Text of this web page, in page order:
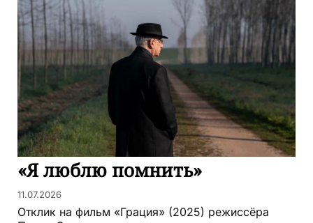
«Я люблю помнить»
11.07.2026
Отклик на фильм «Грация» (2025) режиссёра